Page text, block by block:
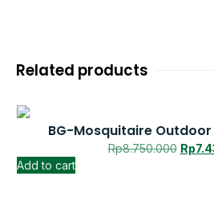
Related products
BG-Mosquitaire
Rp8.750.000 Rp
Add to cart